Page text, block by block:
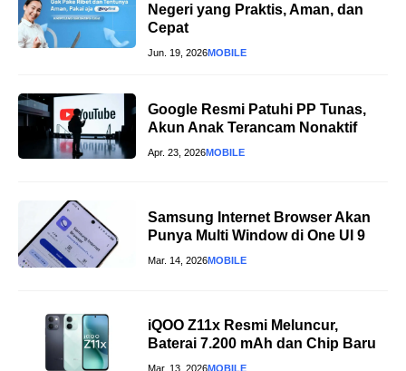
Negeri yang Praktis, Aman, dan
Cepat
Jun. 19, 2026MOBILE
Google Resmi Patuhi PP Tunas,
Akun Anak Terancam Nonaktif
Apr. 23, 2026MOBILE
Samsung Internet Browser Akan
Punya Multi Window di One UI 9
Mar. 14, 2026MOBILE
iQOO Z11x Resmi Meluncur,
Baterai 7.200 mAh dan Chip Baru
Mar. 13, 2026MOBILE